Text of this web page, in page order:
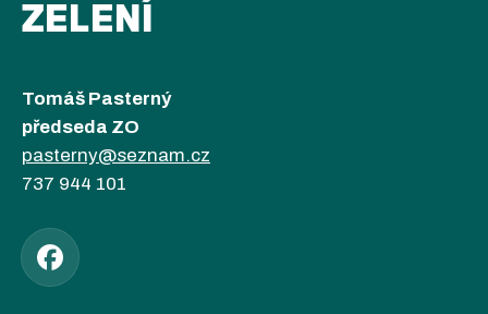
ZELENÍ
Tomáš Pasterný
předseda ZO
pasterny@seznam.cz
737 944 101